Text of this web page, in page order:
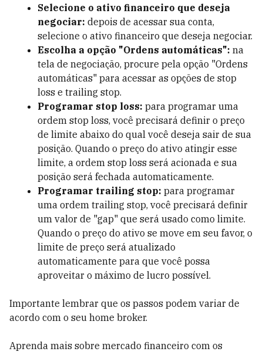
Selecione o ativo financeiro que deseja
negociar: depois de acessar sua conta,
selecione o ativo financeiro que deseja negociar.
Escolha a opção "Ordens automáticas": na
tela de negociação, procure pela opção "Ordens
automáticas" para acessar as opções de stop
loss e trailing stop.
Programar stop loss: para programar uma
ordem stop loss, você precisará definir o preço
de limite abaixo do qual você deseja sair de sua
posição. Quando o preço do ativo atingir esse
limite, a ordem stop loss será acionada e sua
posição será fechada automaticamente.
Programar trailing stop: para programar
uma ordem trailing stop, você precisará definir
um valor de "gap" que será usado como limite.
Quando o preço do ativo se move em seu favor, o
limite de preço será atualizado
automaticamente para que você possa
aproveitar o máximo de lucro possível.
Importante lembrar que os passos podem variar de
acordo com o seu home broker.
Aprenda mais sobre mercado financeiro com os